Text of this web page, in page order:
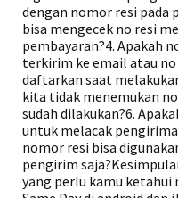
dengan nomor resi pada
bisa mengecek no resi
pembayaran?4. Apakah
terkirim ke email atau
daftarkan saat
kita tidak menemukan
sudah dilakukan?6.
untuk melacak
nomor resi bisa
pengirim
yang perlu kamu ketahui